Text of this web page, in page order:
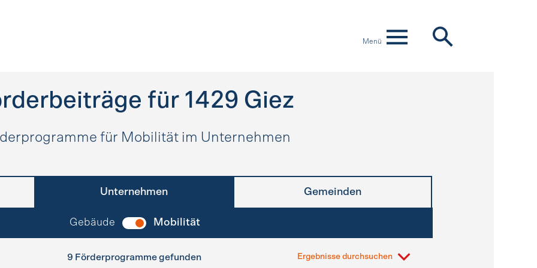
Menü
für 1429 Giez
für Mobilität im Unternehmen
Unternehmen Gemeinden
Gebäude Mobilität
9 Förderprogramme gefunden Ergebnisse durchsuchen